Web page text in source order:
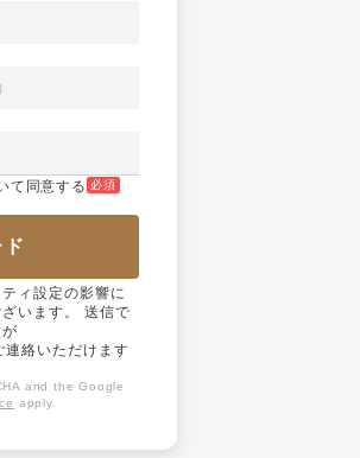
て同意する 必須
ィ設定の影響に
います。 送信で
連絡いただけます
and the Google
apply.